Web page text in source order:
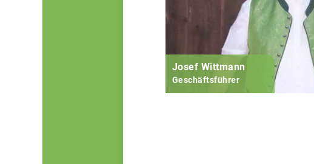
Josef Wittmann
Geschäftsführer